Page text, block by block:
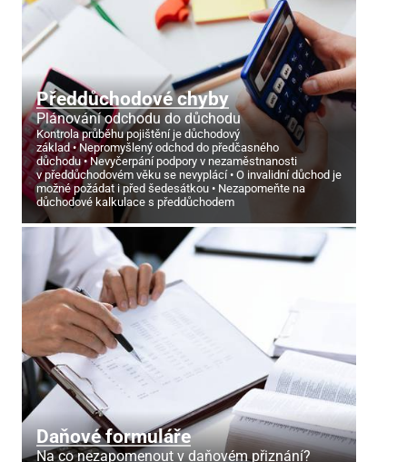
Předdůchodové chyby
Plánování odchodu do důchodu
Kontrola průběhu pojištění je důchodový
základ
Nepromyšlený odchod do předčasného
důchodu
Nevyčerpání podpory v nezaměstnanosti
v předdůchodovém věku se nevyplácí
O invalidní důchod je
možné požádat i před šedesátkou
Nezapomeňte na
důchodové kalkulace s předdůchodem
Daňové formuláře
Na co nezapomenout v daňovém přiznání?